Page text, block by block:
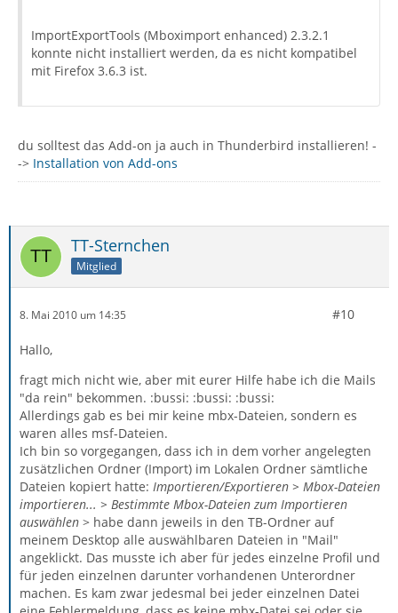
ImportExportTools (Mboximport enhanced) 2.3.2.1
konnte nicht installiert werden, da es nicht kompatibel
mit Firefox 3.6.3 ist.
du solltest das Add-on ja auch in Thunderbird installieren! -
-> Installation von Add-ons
TT-Sternchen
Mitglied
8. Mai 2010 um 14:35 #10
Hallo,
fragt mich nicht wie, aber mit eurer Hilfe habe ich die Mails
"da rein" bekommen. :bussi: :bussi: :bussi:
Allerdings gab es bei mir keine mbx-Dateien, sondern es
waren alles msf-Dateien.
Ich bin so vorgegangen, dass ich in dem vorher angelegten
zusätzlichen Ordner (Import) im Lokalen Ordner sämtliche
Dateien kopiert hatte: Importieren/Exportieren > Mbox-Dateien
importieren... > Bestimmte Mbox-Dateien zum Importieren
auswählen > habe dann jeweils in den TB-Ordner auf
meinem Desktop alle auswählbaren Dateien in "Mail"
angeklickt. Das musste ich aber für jedes einzelne Profil und
für jeden einzelnen darunter vorhandenen Unterordner
machen. Es kam zwar jedesmal bei jeder einzelnen Datei